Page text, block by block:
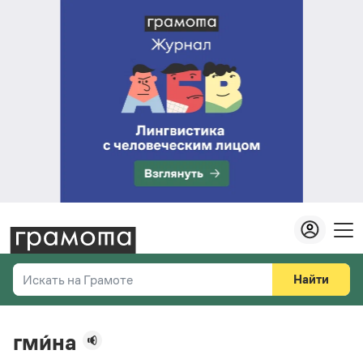
Искать на Грамоте
Справочная служба
Найти
гми́на